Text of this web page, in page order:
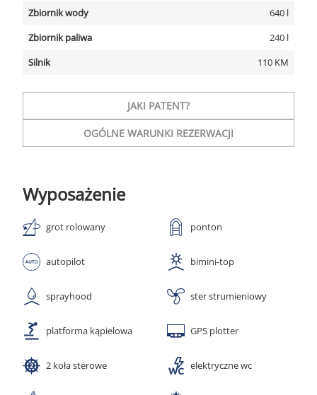
Zbiornik wody
640 l
Zbiornik paliwa
240 l
Silnik
110 KM
JAKI PATENT?
OGÓLNE WARUNKI REZERWACJI
Wyposażenie
grot rolowany ponton
autopilot bimini-top
sprayhood ster strumieniowy
platforma kąpielowa GPS plotter
2 koła sterowe elektryczne wc